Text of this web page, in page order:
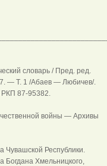
словарь / Пред. ред.
— Т. 1 /Абаев — Любичев/.
РКП 87-95382.
войны — Архивы
Чувашской Республики.
Богдана Хмельницкого,